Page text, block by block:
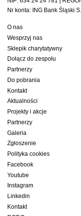
Nr konta: ING Bank Śląski
O nas
Wesprzyj nas
Sklepik charytatywny
Dołącz do zespołu
Partnerzy
Do pobrania
Kontakt
Aktualności
Projekty i akcje
Partnerzy
Galeria
Zgłoszenie
Polityka cookies
Facebook
Youtube
Instagram
Linkedin
Kontakt